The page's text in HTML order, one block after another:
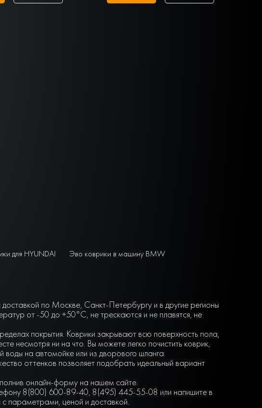
для HYUNDAI
Эво коврики в машину BMW
по Москве, Санкт-Петербургу и в другие регионы
от -50 до +50°С, не трескаются и не плавятся, не
покрытия. Коврики закрывают всю поверхность пола,
несмотря ни на что. Вы можете легко почистить коврик,
воды на автомойке или из дворового шланга.
оттенков позволяет подобрать идеальный вариант
онлайн-форму на нашем сайте.
8(800) 600-89-40, 8(495) 445-55-08 или напишите в
параметрами, ценой и доставкой.